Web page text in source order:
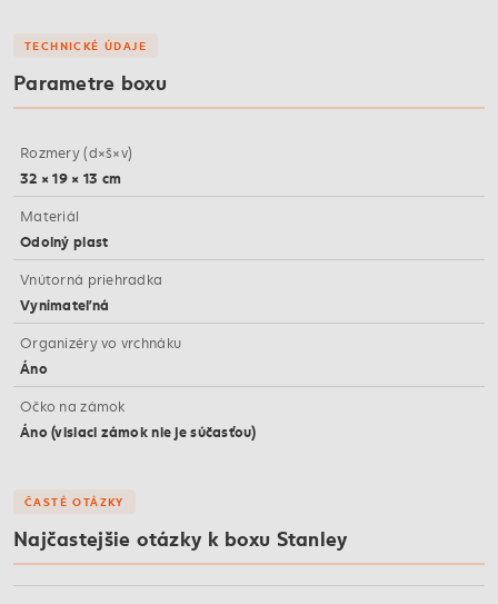
TECHNICKÉ ÚDAJE
Parametre boxu
Rozmery (d×š×v)
32 × 19 × 13 cm
Materiál
Odolný plast
Vnútorná priehradka
Vynímateľná
Organizéry vo vrchnáku
Áno
Očko na zámok
Áno (visiaci zámok nie je súčasťou)
ČASTÉ OTÁZKY
Najčastejšie otázky k boxu Stanley